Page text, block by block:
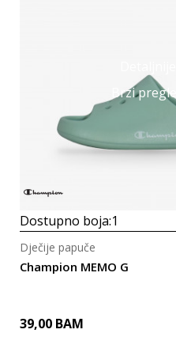
Brzi pregled
Dostupno boja:1
Champion MEMO G
Dječije papuče
39,00 BAM